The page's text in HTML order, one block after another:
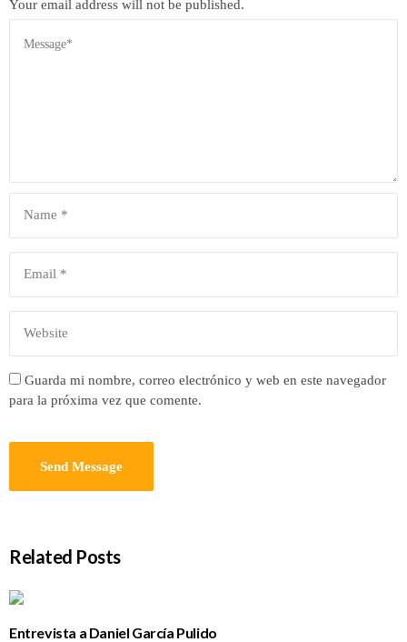
Your email address will not be published.
Guarda mi nombre, correo electrónico y web en este navegador
para la próxima vez que comente.
Related Posts
Entrevista a Daniel García Pulido